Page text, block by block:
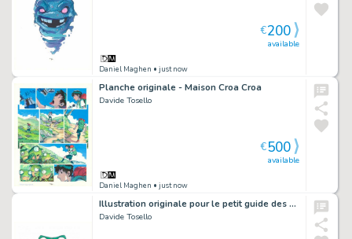
Daniel Maghen • just now
available
€200
Planche originale - Maison Croa Croa
Davide Tosello
Daniel Maghen • just now
available
€500
Illustration originale pour le petit guide des symboles : la Maison - Maison Croa Croa
Davide Tosello